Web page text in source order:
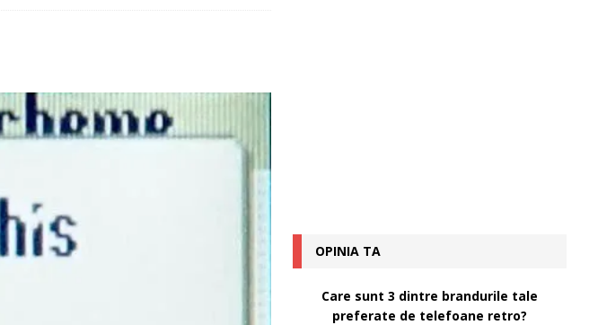
OPINIA TA
Care sunt 3 dintre brandurile tale
preferate de telefoane retro?